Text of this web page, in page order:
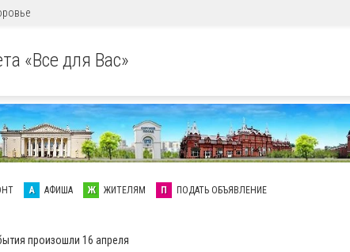
«Все для Вас»
А АФИША Ж ЖИТЕЛЯМ П ПОДАТЬ ОБЪЯВЛЕНИЕ
произошли 16 апреля